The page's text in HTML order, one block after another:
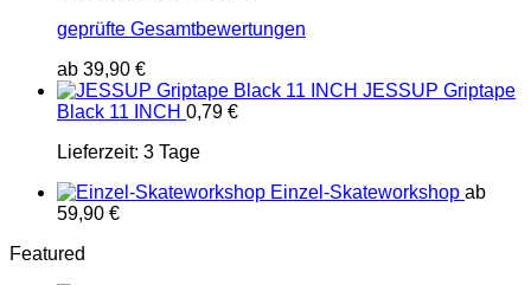
geprüfte Gesamtbewertungen
ab 39,90 €
JESSUP Griptape
Black 11 INCH 0,79 €
Lieferzeit: 3 Tage
Einzel-Skateworkshop ab
59,90 €
Featured